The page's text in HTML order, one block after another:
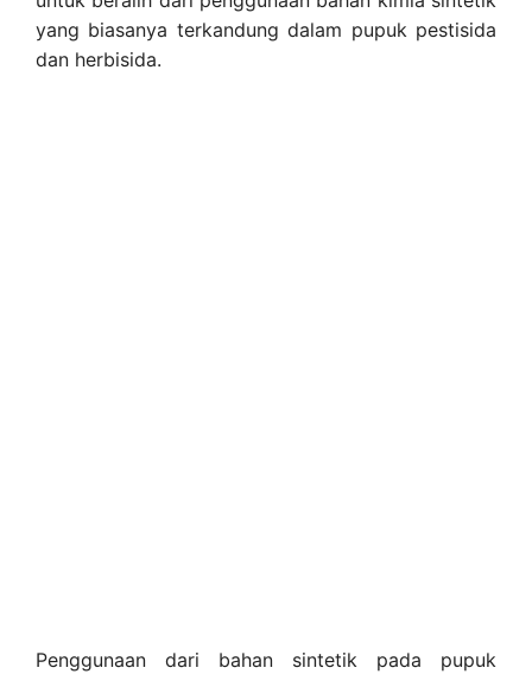
yang biasanya terkandung dalam pupuk pestisida
dan herbisida.
Penggunaan dari bahan sintetik pada pupuk